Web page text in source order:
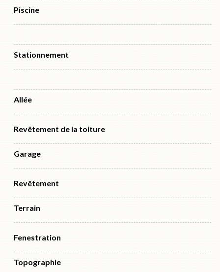
Piscine
Stationnement
Allée
Revêtement de la toiture
Garage
Revêtement
Terrain
Fenestration
Topographie